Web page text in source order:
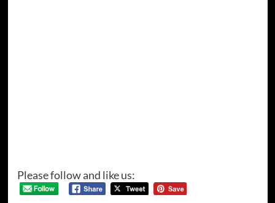
Please follow and like us: